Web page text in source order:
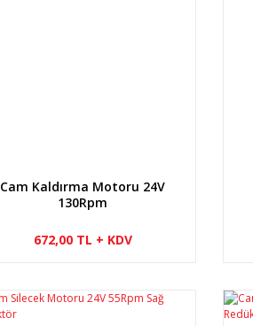
Cam Kaldırma Motoru 24V
130Rpm
672,00 TL + KDV